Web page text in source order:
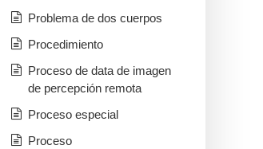
Problema de dos cuerpos
Procedimiento
Proceso de data de imagen
de percepción remota
Proceso especial
Proceso